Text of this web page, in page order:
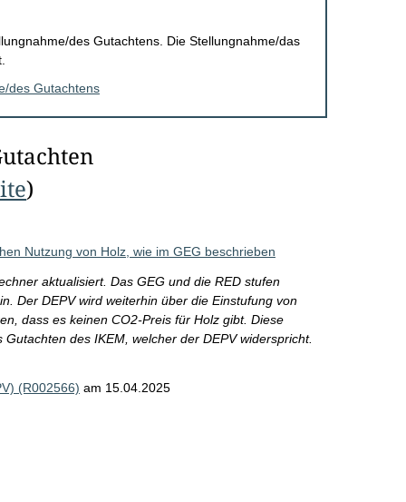
des Gutachtens. Die Stellungnahme/das
des Gutachtens
)
Nutzung von Holz, wie im GEG beschrieben
aktualisiert. Das GEG und die RED stufen
Der DEPV wird weiterhin über die Einstufung von
dass es keinen CO2-Preis für Holz gibt. Diese
des IKEM, welcher der DEPV widerspricht.
(R002566) am 15.04.2025